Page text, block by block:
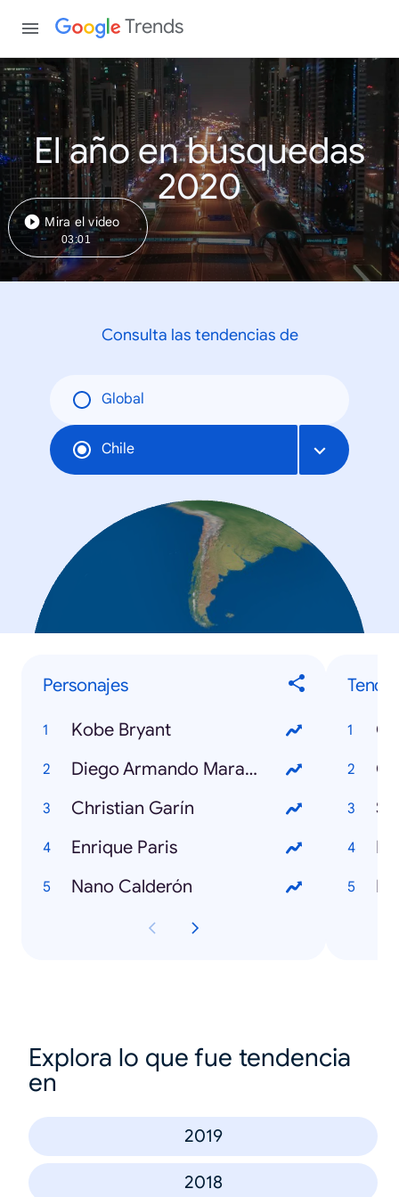
Trends
El año en búsquedas
2020
Mira el video
03:01
Consulta las tendencias de
Global
Chile
Personajes
Kobe Bryant
Diego Armando Maradona
Christian Garín
Enrique Paris
Nano Calderón
Explora lo que fue tendencia
en
2019
2018